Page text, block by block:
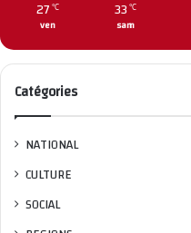
27 ℃
ven
33℃
sam
Catégories
NATIONAL
CULTURE
SOCIAL